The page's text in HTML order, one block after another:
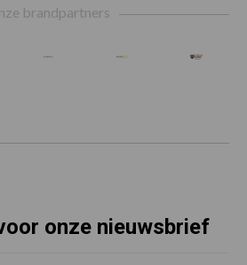
brandpartners
onze nieuwsbrief